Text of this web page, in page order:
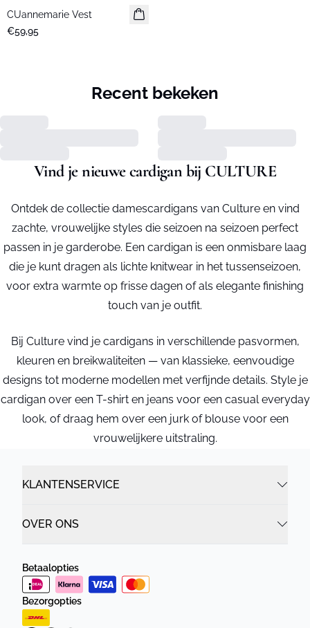
CUannemarie Vest
€59,95
Recent bekeken
Vind je nieuwe cardigan bij CULTURE
Ontdek de collectie damescardigans van Culture en vind
zachte, vrouwelijke styles die seizoen na seizoen perfect
passen in je garderobe. Een cardigan is een onmisbare laag
die je kunt dragen als lichte knitwear in het tussenseizoen,
voor extra warmte op frisse dagen of als elegante finishing
touch van je outfit.
Bij Culture vind je cardigans in verschillende pasvormen,
kleuren en breikwaliteiten — van klassieke, eenvoudige
designs tot moderne modellen met verfijnde details. Style je
cardigan over een T-shirt en jeans voor een casual everyday
look, of draag hem over een jurk of blouse voor een
vrouwelijkere uitstraling.
KLANTENSERVICE
OVER ONS
Betaalopties
Bezorgopties